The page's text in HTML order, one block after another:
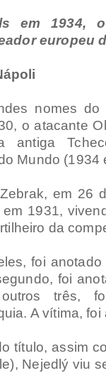
em 1934,
europeu
nomes do
o atacante
antiga
Mundo (1934
em 26
1931,
da
foi
foi
três,
A vítima,
título, assim
Nejedlý viu